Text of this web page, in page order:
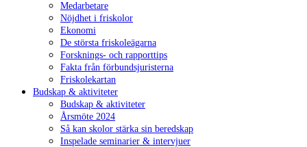
Medarbetare
Nöjdhet i friskolor
Ekonomi
De största friskoleägarna
Forsknings- och rapporttips
Fakta från förbundsjuristerna
Friskolekartan
Budskap & aktiviteter
Budskap & aktiviteter
Årsmöte 2024
Så kan skolor stärka sin beredskap
Inspelade seminarier & intervjuer